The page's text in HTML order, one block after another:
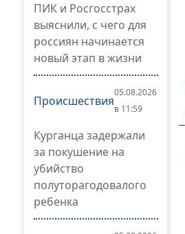
ПИК и Росгосстрах
выяснили, с чего для
россиян начинается
новый этап в жизни
Происшествия
05.08.2026
в 11:59
Курганца задержали
за покушение на
убийство
полуторагодовалого
ребенка